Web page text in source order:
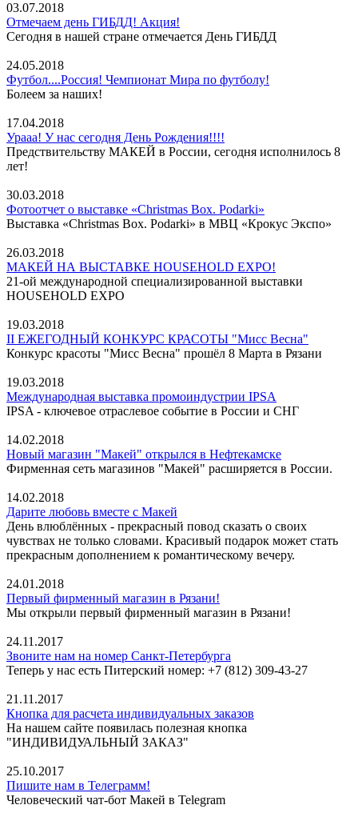
03.07.2018
Отмечаем день ГИБДД! Акция!
Сегодня в нашей стране отмечается День ГИБДД
24.05.2018
Футбол....Россия! Чемпионат Мира по футболу!
Болеем за наших!
17.04.2018
Урааа! У нас сегодня День Рождения!!!!
Предствительству МАКЕЙ в России, сегодня исполнилось 8
лет!
30.03.2018
Фотоотчет о выставке «Christmas Box. Podarki»
Выставка «Christmas Box. Podarki» в МВЦ «Крокус Экспо»
26.03.2018
МАКЕЙ НА ВЫСТАВКЕ HOUSEHOLD EXPO!
21-ой международной специализированной выставки
HOUSEHOLD EXPO
19.03.2018
II ЕЖЕГОДНЫЙ КОНКУРС КРАСОТЫ "Мисс Весна"
Конкурс красоты "Мисс Весна" прошёл 8 Марта в Рязани
19.03.2018
Международная выставка промоиндустрии IPSA
IPSA - ключевое отраслевое событие в России и СНГ
14.02.2018
Новый магазин "Макей" открылся в Нефтекамске
Фирменная сеть магазинов "Макей" расширяется в России.
14.02.2018
Дарите любовь вместе с Макей
День влюблённых - прекрасный повод сказать о своих
чувствах не только словами. Красивый подарок может стать
прекрасным дополнением к романтическому вечеру.
24.01.2018
Первый фирменный магазин в Рязани!
Мы открыли первый фирменный магазин в Рязани!
24.11.2017
Звоните нам на номер Санкт-Петербурга
Теперь у нас есть Питерский номер: +7 (812) 309-43-27
21.11.2017
Кнопка для расчета индивидуальных заказов
На нашем сайте появилась полезная кнопка
"ИНДИВИДУАЛЬНЫЙ ЗАКАЗ"
25.10.2017
Пишите нам в Телеграмм!
Человеческий чат-бот Макей в Telegram